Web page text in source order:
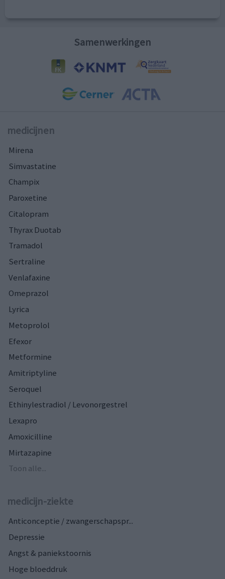
Samenwerkingen
medicijnen
Mirena
Simvastatine
Champix
Paroxetine
Citalopram
Thyrax Duotab
Tramadol
Sertraline
Venlafaxine
Omeprazol
Lyrica
Metoprolol
Efexor
Metformine
Amitriptyline
Seroquel
Ethinylestradiol / Levonorgestrel
Lexapro
Amoxicilline
Mirtazapine
Toon alle...
medicijn-ziekte
Anticonceptie / zwangerschapspr...
Depressie
Angst & paniekstoornis
Hoge bloeddruk